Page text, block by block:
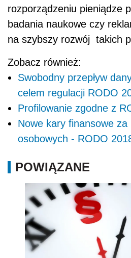
rozporządzeniu pieniądze
badania naukowe czy
na szybszy rozwój takich
Zobacz również:
Swobodny przepływ
celem regulacji RODO
Profilowanie zgodne z
Nowe kary finansowe
osobowych - RODO
POWIĄZANE